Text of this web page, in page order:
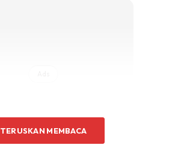
TERUSKAN MEMBACA